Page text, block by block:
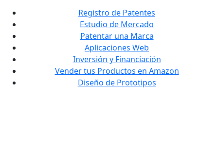
Registro de Patentes
Estudio de Mercado
Patentar una Marca
Aplicaciones Web
Inversión y Financiación
Vender tus Productos en Amazon
Diseño de Prototipos